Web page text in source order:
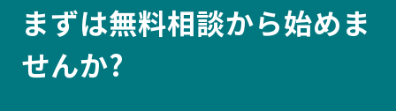
まずは無料相談から始めま
せんか?